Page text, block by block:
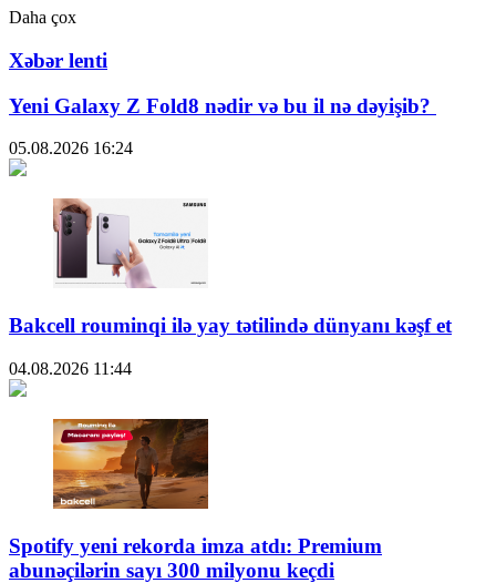
Daha çox
Xəbər lenti
Yeni Galaxy Z Fold8 nədir və bu il nə dəyişib?
05.08.2026 16:24
Bakcell rouminqi ilə yay tətilində dünyanı kəşf et
04.08.2026 11:44
Spotify yeni rekorda imza atdı: Premium
abunəçilərin sayı 300 milyonu keçdi